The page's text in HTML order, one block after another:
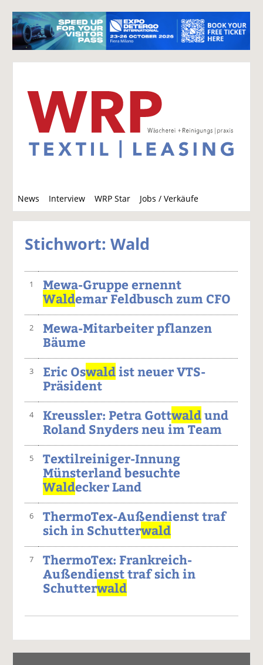
News Interview WRP Star Jobs / Verkäufe
u
c
Stichwort: Wald
1
Mewa-Gruppe ernennt
Waldemar Feldbusch zum CFO
2
Mewa-Mitarbeiter pflanzen
Bäume
3 Eric Oswaldist neuer VTS-
Präsident
4 Kreussler: Petra Gottwaldund
Roland Snyders neu im Team
5
Textilreiniger-Innung
Münsterland besuchte
Waldecker Land
6
ThermoTex-Außendienst traf
sich in Schutterwald
7
ThermoTex: Frankreich-
Außendienst traf sich in
Schutterwald